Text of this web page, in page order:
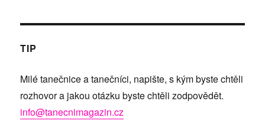
TIP
Milé tanečnice a tanečníci, napište, s kým byste chtěli
rozhovor a jakou otázku byste chtěli zodpovědět.
info@tanecnimagazin.cz